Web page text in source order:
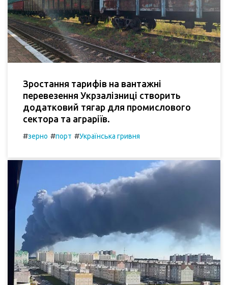
Зростання тарифів на вантажні
перевезення Укрзалізниці створить
додатковий тягар для промислового
сектора та аграріїв.
#зерно #порт #Українська гривня